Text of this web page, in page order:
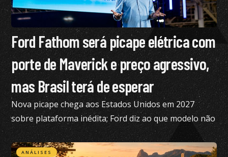
Ford Fathom será picape elétrica com
porte de Maverick e preço agressivo,
mas Brasil terá de esperar
Nova picape chega aos Estados Unidos em 2027
sobre plataforma inédita; Ford diz ao que modelo não
está nos planos para o Brasil no momento
ANÁLISES